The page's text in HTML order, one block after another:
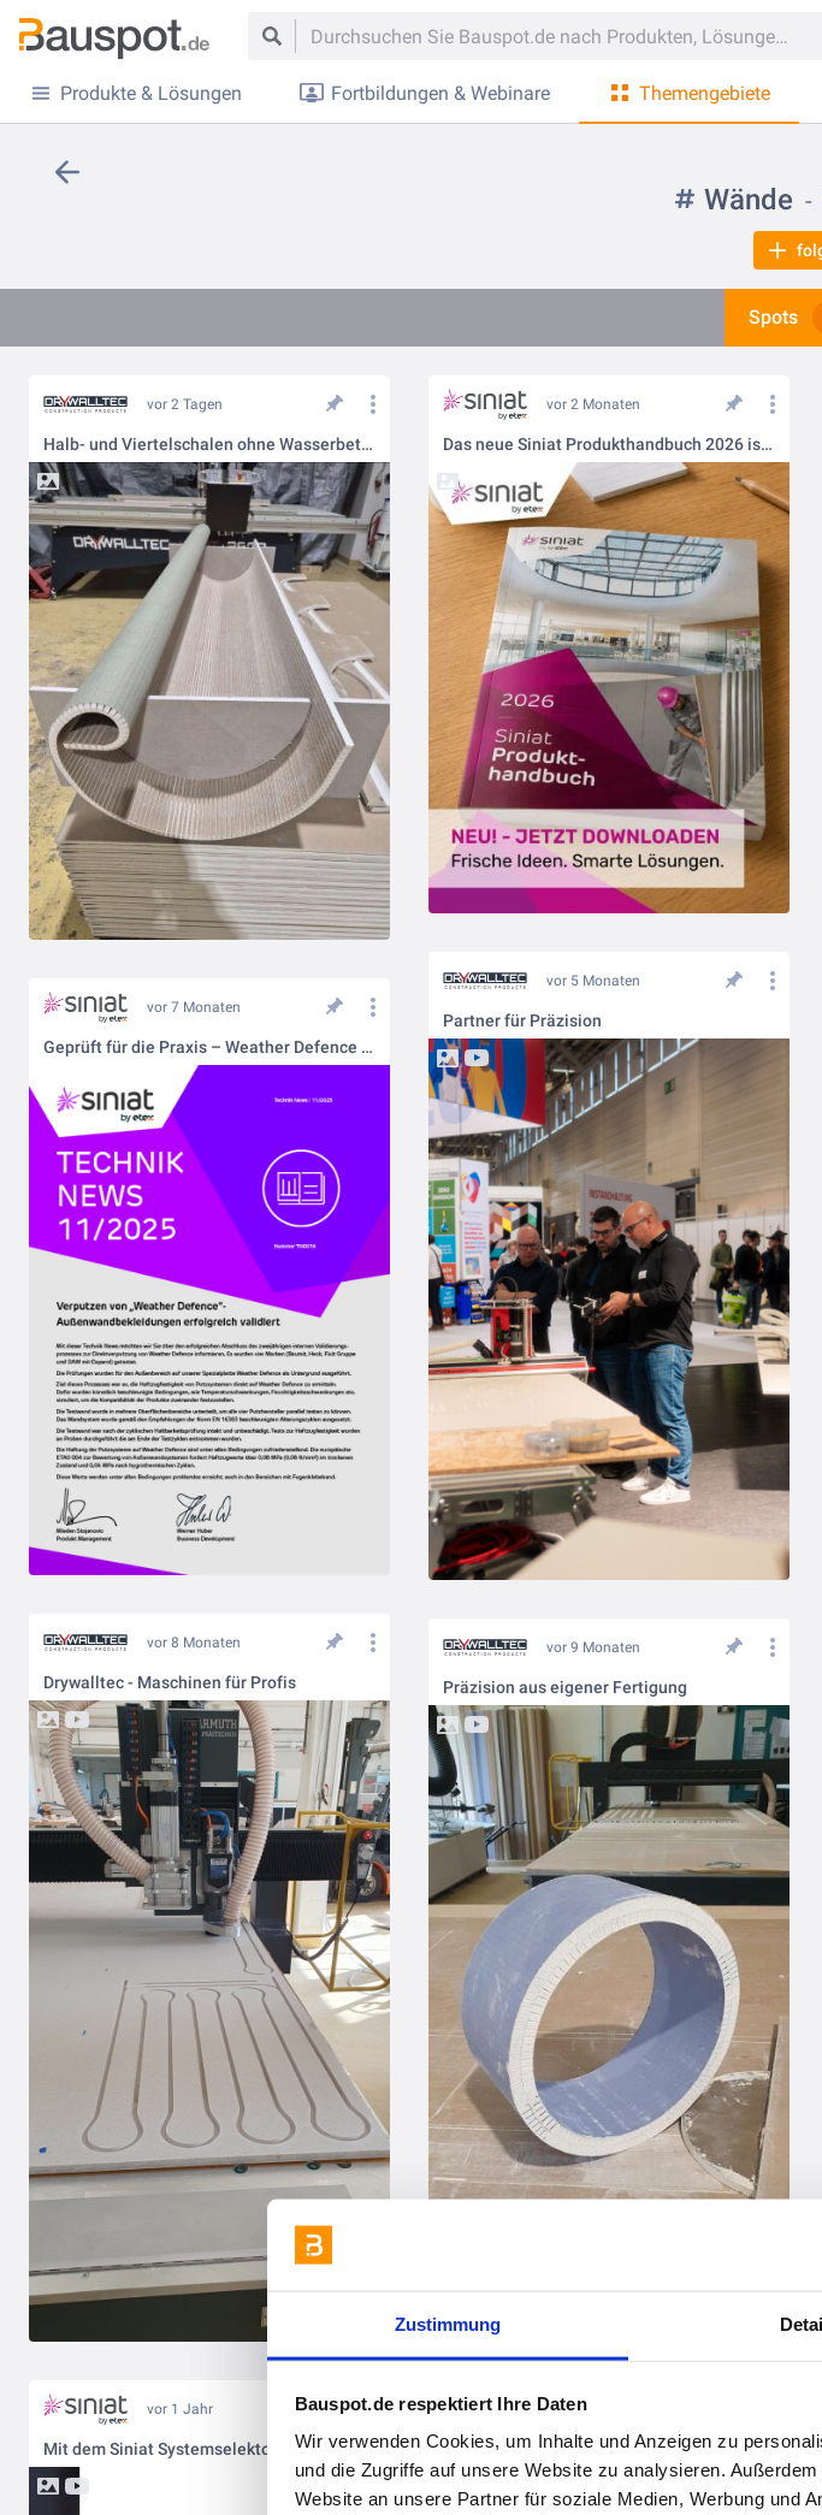
Zustimmung
Bauspot.de respektiert Ihre Daten
Wir verwenden Cookies, um Inhalte und Anzeigen zu
und die Zugriffe auf unsere Website zu analysieren.
Website an unsere Partner für soziale Medien, Werbung und
Produkte & Lösungen Fortbildungen & Webinare Themengebiete
Wände
Spots
vor 2 Tagen
Halb- und Viertelschalen ohne Wasserbett: Wie man runde Formen trocken biegt
vor 2 Monaten
Das neue Siniat Produkthandbuch 2026 ist online!
vor 5 Monaten
Partner für Präzision
vor 7 Monaten
Geprüft für die Praxis – Weather Defence als validierter Putzträger
vor 8 Monaten
Drywalltec - Maschinen für Profis
vor 9 Monaten
Präzision aus eigener Fertigung
vor 1 Jahr
Mit dem Siniat Systemselektor zur richtigen Lösung!
vor 1 Jahr
Zukunftsorientiertes Planen & Bauen – mit der Siniat BIM-Bibliothek!